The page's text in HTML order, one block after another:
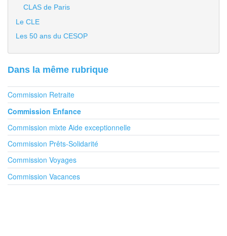
CLAS de Paris
Le CLE
Les 50 ans du CESOP
Dans la même rubrique
Commission Retraite
Commission Enfance
Commission mixte Aide exceptionnelle
Commission Prêts-Solidarité
Commission Voyages
Commission Vacances